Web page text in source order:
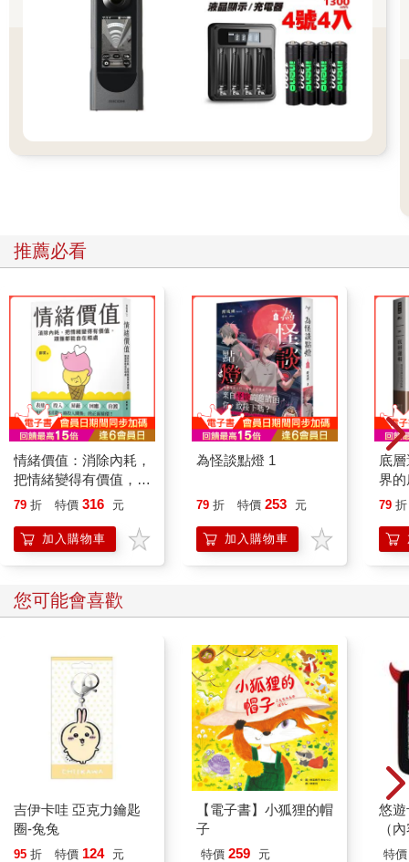
師承英國建築師，在日本無發揮的舞台，於是選擇遠赴台灣，將
所有的創意在此生根發芽，也造就了獨有的建築作品。
最具代表性的建築師包括辰野金吾（東京車站、台灣菸酒公賣
局）、森山松之助（辰野金吾學生，代表作台灣總督府、台南州
廳、台北州廳）、近藤十郎（台北帝國大學附屬病院，即臺灣大
如座敷應有六疊或八疊榻榻米，床之間該用哪種等級床柱，都有
規範。
使用的建材與工法大同小異，通常以黑瓦、雨淋板、邊竹夾泥牆
最常見。比較特別的是，為了因應台灣氣候，屋宅都會抬高用以
防潮；另外，窗台下的氣窗，也是為了散發濕氣而增添的設置。
神社的興建依照社格大小作為興建標準，除了伊勢神宮因為太過
尊貴不列入社格以外，其他均按照官社與民社興建。官社裡有
「官幣社」、「國幣社」大中小階級之別；台灣最高者為台灣神
社，屬於國幣大社。
在空間配置上最能看出建築美感的包括本殿、事務所。本殿設計
包含神明造、入母屋造；台灣現存神社多為入母屋造，至於金瓜
石神社與台灣神社原始設計，便是神明造。
武德殿原本是平安時代皇城裡的一棟建築，後來被武德會作為武
道館的設計參考。台灣較具規模的武德殿包括台南、高雄、大溪
等，抬高的地基是特色，與日本當地有所區別。入門口與屋頂會
有千鳥與唐破風設計，使用的外牆建材依年代不同而有紅磚、洗
◎車站、州廳舍、銀行看和洋特色
將日本近代和風建築與洋風建築語彙融合的，概稱和洋折衷建
築，這種形式在明治維新後興起，台灣有相當多老屋案例留存。
這類建築在日本造屋基本結構上添加許多西方元素，如新古典主
義、維多利亞、巴洛克及文藝復興等，是建築師對於自身所學的
展現，也是另一種建築學派的歸屬。
和洋折衷建築在屋頂上有馬薩式、圓頂形式，代表建築為國立臺
灣博物館、台南地方法院，門廊與門廳以華麗的希臘立柱打造，
繁複的花紋、勳章、彩帶，以泥塑工法雕琢，細節精緻，引人入
推薦必看
情緒價值：消除內耗，
把情緒變得有價值，跟
誰都能自在相處
79 折 特價 316 元
加入購物車
為怪談點燈 1
79 折 特價 253 元
加入購物車
底
界
79 折
您可能會喜歡
吉伊卡哇 亞克力鑰匙
圈-兔兔
95 折 特價 124 元
【電子書】小狐狸的帽
子
特價 259 元
悠
（
特價